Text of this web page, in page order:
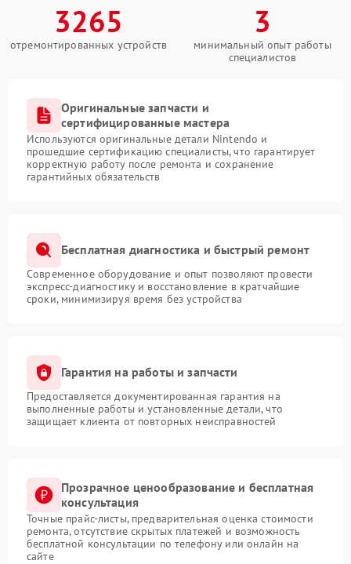
3265
отремонтированных устройств
3
минимальный опыт работы
специалистов
Оригинальные запчасти и
сертифицированные мастера
Используются оригинальные детали Nintendo и
прошедшие сертификацию специалисты, что гарантирует
корректную работу после ремонта и сохранение
гарантийных обязательств
Бесплатная диагностика и быстрый ремонт
Современное оборудование и опыт позволяют провести
экспресс-диагностику и восстановление в кратчайшие
сроки, минимизируя время без устройства
Гарантия на работы и запчасти
Предоставляется документированная гарантия на
выполненные работы и установленные детали, что
защищает клиента от повторных неисправностей
Прозрачное ценообразование и бесплатная
консультация
Точные прайс-листы, предварительная оценка стоимости
ремонта, отсутствие скрытых платежей и возможность
бесплатной консультации по телефону или онлайн на
сайте